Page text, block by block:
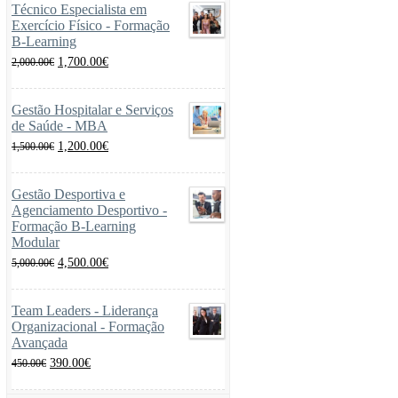
Técnico Especialista em
Exercício Físico - Formação
B-Learning
2,000.00€ O
preço
original
era:
2,000.00€.
1,700.00€O
preço
atual
é:
1,700.00€.
Gestão Hospitalar e Serviços
de Saúde - MBA
1,500.00€ O
preço
original
era:
1,500.00€.
1,200.00€O
preço
atual
é:
1,200.00€.
Gestão Desportiva e
Agenciamento Desportivo -
Formação B-Learning
Modular
5,000.00€ O
preço
original
era:
5,000.00€.
4,500.00€O
preço
atual
é:
4,500.00€.
Team Leaders - Liderança
Organizacional - Formação
Avançada
450.00€ O
preço
original
390.00€O
preço
atual